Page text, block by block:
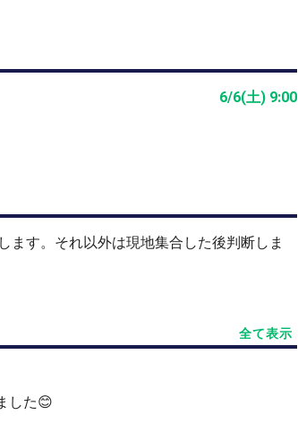
6/6(土) 9:00
ます。それ以外は現地集合した後判断しま
全て表示
した😊